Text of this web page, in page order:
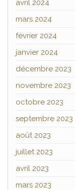
avril 2024
mars 2024
février 2024
janvier 2024
décembre 2023
novembre 2023
octobre 2023
septembre 2023
août 2023
juillet 2023
avril 2023
mars 2023